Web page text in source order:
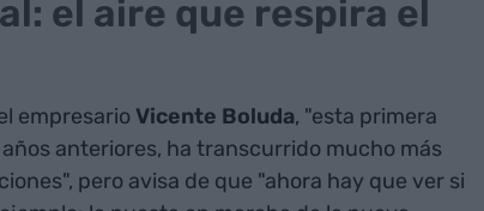
el aire que respira el
empresario Vicente Boluda, "esta primera
anteriores, ha transcurrido mucho más
pero avisa de que "ahora hay que ver si